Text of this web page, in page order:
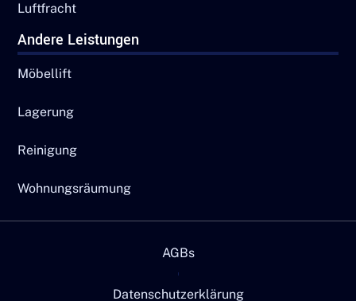
Luftfracht
Andere Leistungen
Möbellift
Lagerung
Reinigung
Wohnungsräumung
AGBs
Datenschutzerklärung